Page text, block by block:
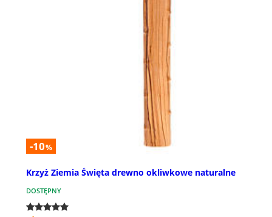
-10%
Krzyż Ziemia Święta drewno okliwkowe naturalne
DOSTĘPNY